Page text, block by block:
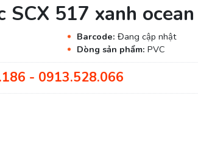
SCX 517 xanh ocean
Barcode: Đang cập nhật
Dòng sản phẩm: PVC
- 0913.528.066